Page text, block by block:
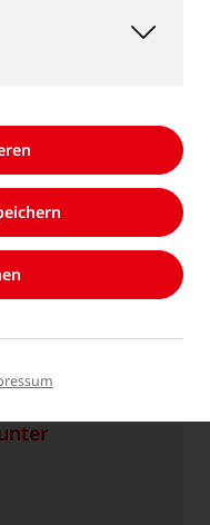
O/177